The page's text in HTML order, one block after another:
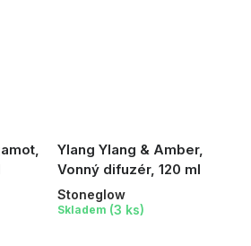
Ylang Ylang & Amber,
Vonný difuzér, 120 ml
Stoneglow
Skladem (3 ks)